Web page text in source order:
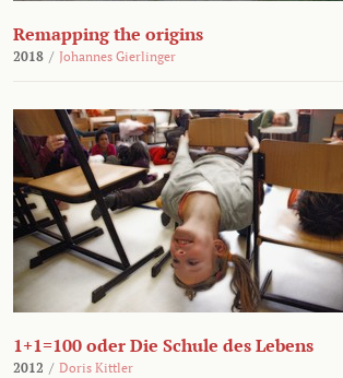
Remapping the origins
2018 / Johannes Gierlinger
1+1=100 oder Die Schule des Lebens
2012 / Doris Kittler